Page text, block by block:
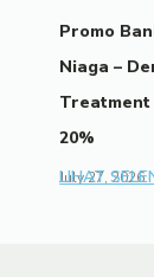
Promo
Niaga –
Treatment
20%
July 27, 2026
LIHAT